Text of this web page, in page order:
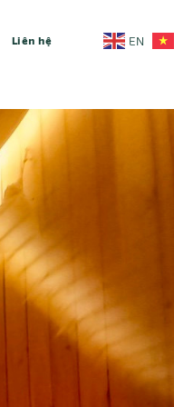
Liên hệ EN